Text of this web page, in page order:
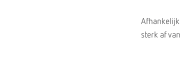
Afhankelijk
sterk af